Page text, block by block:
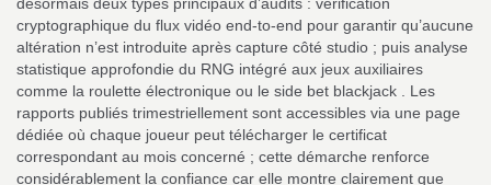
cryptographique du flux vidéo end‑to‑end pour garantir qu’aucune
altération n’est introduite après capture côté studio ; puis analyse
statistique approfondie du RNG intégré aux jeux auxiliaires
comme la roulette électronique ou le side bet blackjack . Les
rapports publiés trimestriellement sont accessibles via une page
dédiée où chaque joueur peut télécharger le certificat
correspondant au mois concerné ; cette démarche renforce
considérablement la confiance car elle montre clairement que